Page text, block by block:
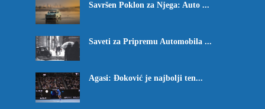
Savršen Poklon za Njega: Auto ...
Saveti za Pripremu Automobila ...
Agasi: Đoković je najbolji ten...